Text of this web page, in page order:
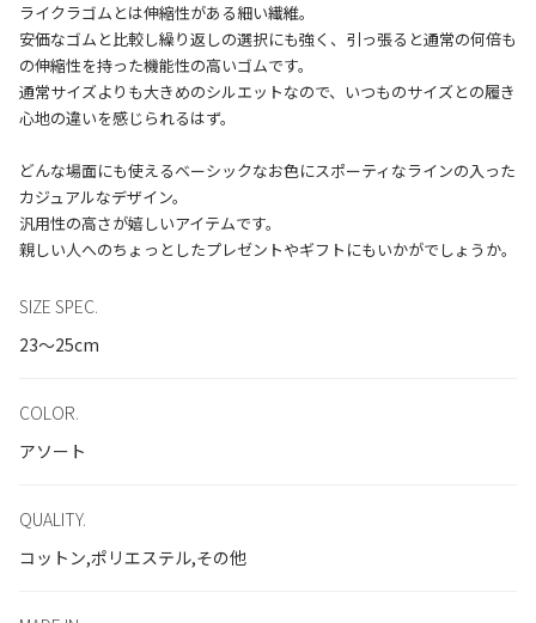
ライクラゴムとは伸縮性がある細い繊維。
安価なゴムと比較し繰り返しの選択にも強く、引っ張ると通常の何倍も
の伸縮性を持った機能性の高いゴムです。
通常サイズよりも大きめのシルエットなので、いつものサイズとの履き
心地の違いを感じられるはず。
どんな場面にも使えるベーシックなお色にスポーティなラインの入った
カジュアルなデザイン。
汎用性の高さが嬉しいアイテムです。
SIZE SPEC.
23～25cm
COLOR.
アソート
QUALITY.
コットン,ポリエステル,その他